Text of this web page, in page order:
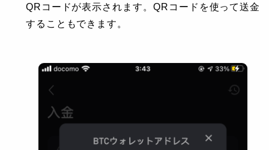
QRコードが表示されます。QRコードを使って送金
することもできます。